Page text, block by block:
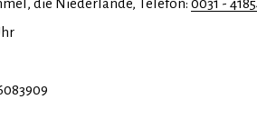
die Niederlande, Telefon: 0031 -